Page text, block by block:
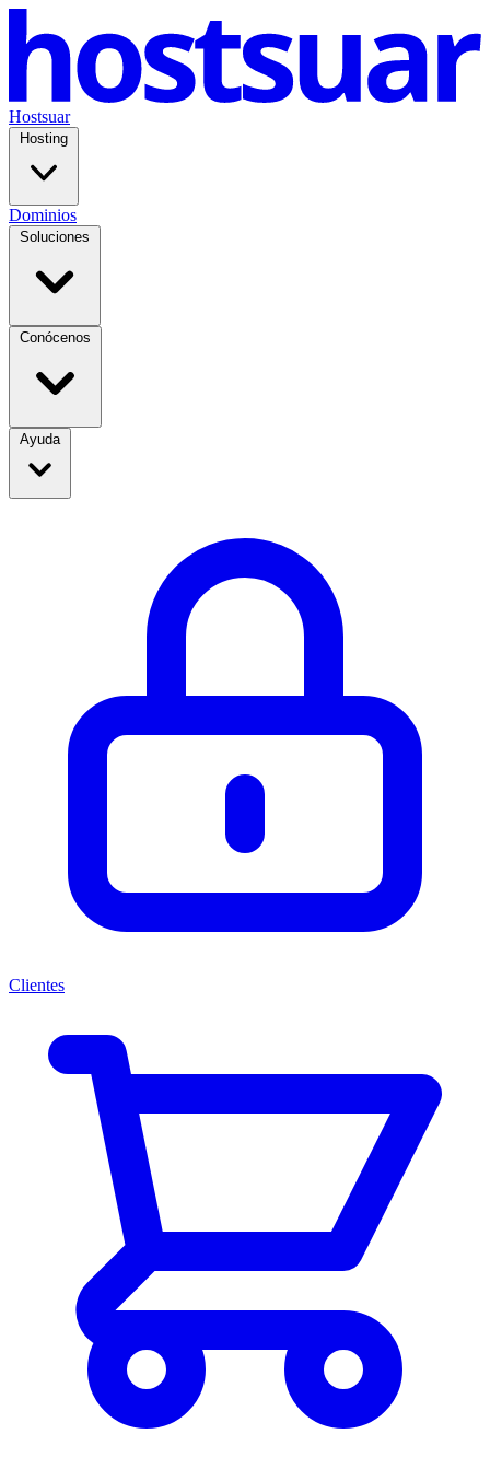
Hostsuar
Hosting
Dominios
Soluciones
Conócenos
Ayuda
Clientes